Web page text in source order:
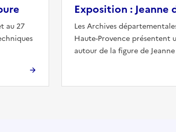
au 27
Exposition : Jeanne
Les Archives
Haute-Provence présentent
autour de la figure de Jeanne